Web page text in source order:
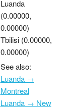
Luanda
(0.00000,
0.00000)
Tbilisi (0.00000,
0.00000)
See also:
Luanda →
Montreal
Luanda → New